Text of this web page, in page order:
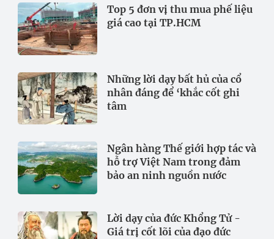
Top 5 đơn vị thu mua phế liệu
giá cao tại TP.HCM
Những lời dạy bất hủ của cổ
nhân đáng để ‘khắc cốt ghi
tâm
Ngân hàng Thế giới hợp tác và
hỗ trợ Việt Nam trong đảm
bảo an ninh nguồn nước
Lời dạy của đức Khổng Tử -
Giá trị cốt lõi của đạo đức